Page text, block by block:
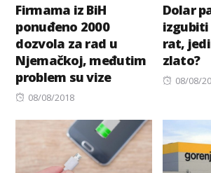
Firmama iz BiH
ponuđeno 2000
dozvola za rad u
Njemačkoj, međutim
problem su vize
Posted
08/08/2018
Dolar
rat,
zlato?
Posted
08/08/